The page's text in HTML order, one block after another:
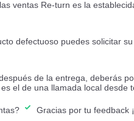
ventas Re-turn es la
defectuoso puedes solicitar su
de la entrega, deberás
el de una llamada local desde
Gracias por tu feedback